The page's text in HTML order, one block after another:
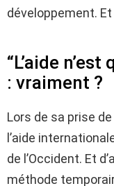
développement.
“L’aide
: vraiment ?
Lors de sa prise
l’aide
de l’Occident. Et
méthode